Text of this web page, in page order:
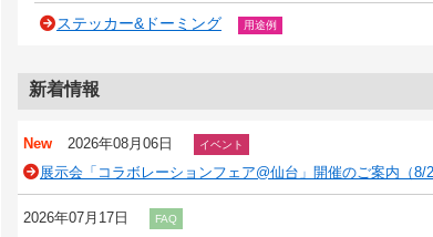
ステッカー&ドーミング 用途例
新着情報
New 2026年08月06日 イベント
展示会「コラボレーションフェア@仙台」開催のご案内（8/
2026年07月17日 FAQ